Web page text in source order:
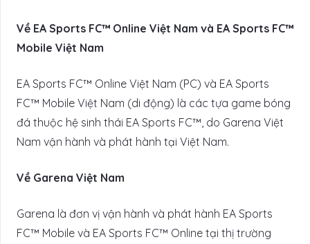
Về EA Sports FC™ Online Việt Nam và EA Sports FC™
Mobile Việt Nam
EA Sports FC™ Online Việt Nam (PC) và EA Sports
FC™ Mobile Việt Nam (di động) là các tựa game bóng
đá thuộc hệ sinh thái EA Sports FC™, do Garena Việt
Nam vận hành và phát hành tại Việt Nam.
Về Garena Việt Nam
Garena là đơn vị vận hành và phát hành EA Sports
FC™ Mobile và EA Sports FC™ Online tại thị trường